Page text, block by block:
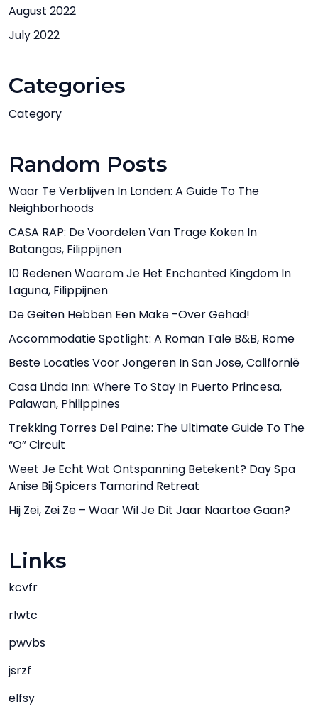
August 2022
July 2022
Categories
Category
Random Posts
Waar Te Verblijven In Londen: A Guide To The
Neighborhoods
CASA RAP: De Voordelen Van Trage Koken In
Batangas, Filippijnen
10 Redenen Waarom Je Het Enchanted Kingdom In
Laguna, Filippijnen
De Geiten Hebben Een Make -over Gehad!
Accommodatie Spotlight: A Roman Tale B&B, Rome
Beste Locaties Voor Jongeren In San Jose, Californië
Casa Linda Inn: Where To Stay In Puerto Princesa,
Palawan, Philippines
Trekking Torres Del Paine: The Ultimate Guide To The
“O” Circuit
Weet Je Echt Wat Ontspanning Betekent? Day Spa
Anise Bij Spicers Tamarind Retreat
Hij Zei, Zei Ze – Waar Wil Je Dit Jaar Naartoe Gaan?
Links
kcvfr
rlwtc
pwvbs
jsrzf
elfsy